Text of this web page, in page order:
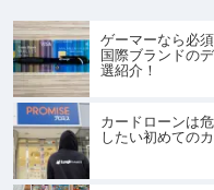
ゲーマーなら必
国際ブランドの
選紹介！
カードローンは
したい初めての